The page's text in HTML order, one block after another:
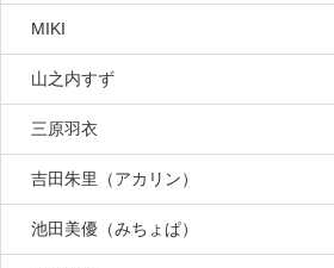
MIKI
山之内すず
三原羽衣
吉田朱里（アカリン）
池田美優（みちょぱ）